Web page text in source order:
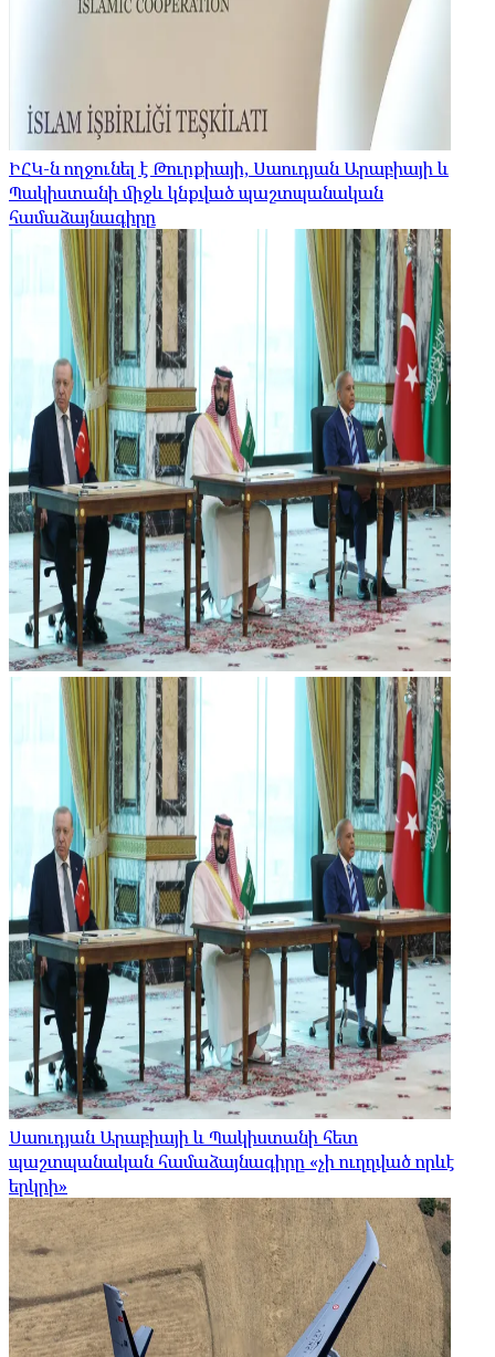
ԻՀԿ-ն ողջունել է Թուրքիայի, Սաուդյան Արաբիայի և
Պակիստանի միջև կնքված պաշտպանական
համաձայնագիրը
Սաուդյան Արաբիայի և Պակիստանի հետ
պաշտպանական համաձայնագիրը «չի ուղղված որևէ
երկրի»